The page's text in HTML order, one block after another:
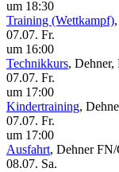
um 18:30
Training (Wettkampf)
07.07. Fr.
um 16:00
Technikkurs, Dehner,
07.07. Fr.
um 17:00
Kindertraining,
07.07. Fr.
um 17:00
Ausfahrt, Dehner FN/
08.07. Sa.